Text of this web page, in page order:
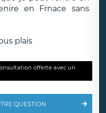
en Frnace sans
plais
offerte avec un
QUESTION